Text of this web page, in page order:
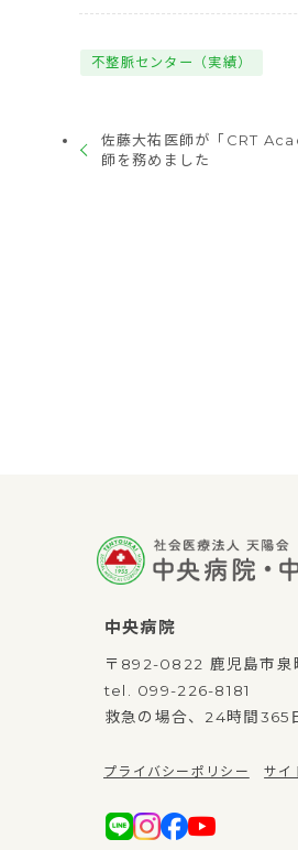
不整脈センター（実績）
佐藤大祐医師が「CRT
師を務めました
中央病院
〒892-0822 鹿児島市泉
tel. 099-226-8181
救急の場合、24時間365
プライバシーポリシー サイ